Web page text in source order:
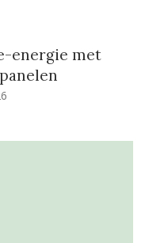
energie met